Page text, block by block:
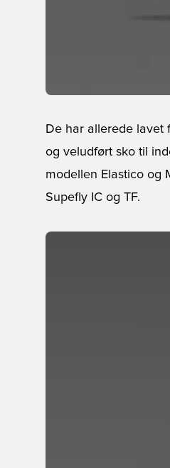
De har allerede lavet
og veludført sko til
modellen Elastico og
Supefly IC og TF.